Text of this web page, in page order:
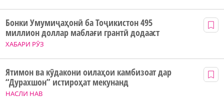
ХАБАРИ РӮЗ
Бонки Умумиҷаҳонӣ ба Тоҷикистон 495
миллион доллар маблағи грантӣ додааст
НАСЛИ НАВ
Ятимон ва кӯдакони оилаҳои камбизоат дар
“Дурахшон” истироҳат мекунанд